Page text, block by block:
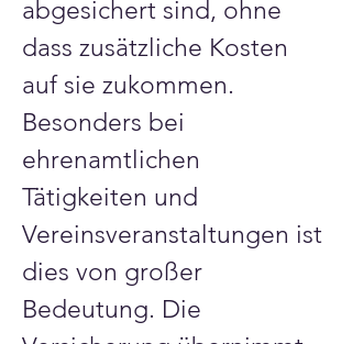
abgesichert sind, ohne
dass zusätzliche Kosten
auf sie zukommen.
Besonders bei
ehrenamtlichen
Tätigkeiten und
Vereinsveranstaltungen ist
dies von großer
Bedeutung. Die